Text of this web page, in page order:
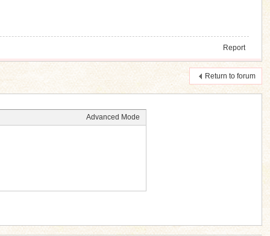
Report
Return to forum
Advanced Mode